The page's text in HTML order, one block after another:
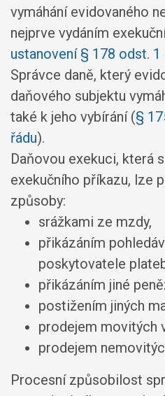
vymáhání evidovaného
nejprve vydáním
ustanovení § 178 odst. 1
Správce daně, který
daňového subjektu
také k jeho vybírání (§
řádu).
Daňovou exekuci, která
exekučního příkazu, lze
způsoby:
srážkami ze mzdy,
přikázáním
poskytovatele
přikázáním jiné
postižením jiných
prodejem movitých
prodejem
Procesní způsobilost